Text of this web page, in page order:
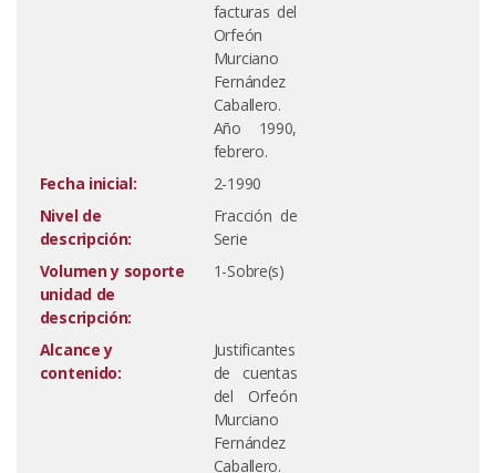
facturas del
Orfeón
Murciano
Fernández
Caballero.
Año 1990,
febrero.
Fecha inicial:
2-1990
Nivel de
descripción:
Fracción de
Serie
Volumen y soporte
unidad de
descripción:
1-Sobre(s)
Alcance y
contenido:
Justificantes
de cuentas
del Orfeón
Murciano
Fernández
Caballero.